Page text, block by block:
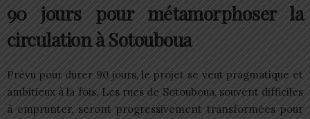
90 jours pour métamorphoser la
circulation à Sotouboua
Prévu pour durer 90 jours, le projet se veut pragmatique et
ambitieux à la fois. Les rues de Sotouboua, souvent difficiles
à emprunter, seront progressivement transformées pour